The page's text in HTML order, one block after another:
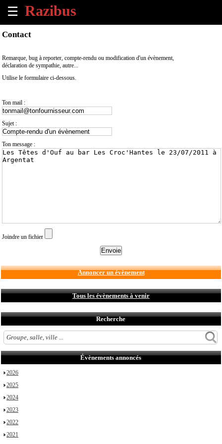
☰
×
les
venir
Annoncer
évènement
Contact
Remarque, bug à reporter, compte-rendu ou modification d'un évènement,
déclaration de sympathie, autre...
Utilise le formulaire ci-dessous.
Ton mail :
Sujet :
Ton message :
Joindre un fichier
Annoncer un évènement
Tous les évènements à venir
Recherche
Évènements annoncés
2026
2025
2024
2023
2022
2021